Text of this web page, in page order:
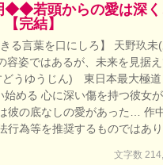
開26.2.8✿
◆◆若頭からの愛は深く
完結】
きる言葉を口にしろ】 天野玖
容姿ではあるが、未来を見据
どうゆうじん) 東日本最大極
める 心に深い傷を持つ彼女
彼の底なしの愛があった… 作
行為等を推奨するものではあ
文字数